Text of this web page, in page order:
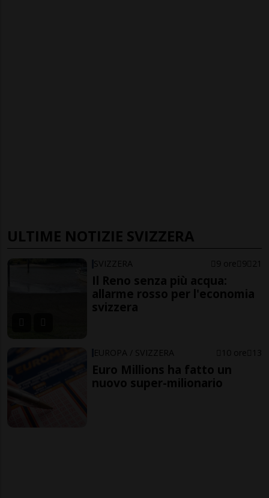
ULTIME NOTIZIE SVIZZERA
SVIZZERA 9 ore 9 21
Il Reno senza più acqua:
allarme rosso per l'economia
svizzera
EUROPA / SVIZZERA 10 ore 13
Euro Millions ha fatto un
nuovo super-milionario